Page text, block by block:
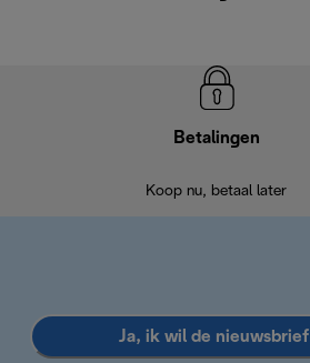
Betalingen
Koop nu, betaal later
Ja, ik wil de nieuwsbrief